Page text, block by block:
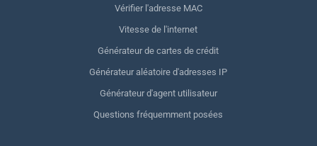
Vérifier l'adresse MAC
Vitesse de l'internet
Générateur de cartes de crédit
Générateur aléatoire d'adresses IP
Générateur d'agent utilisateur
Questions fréquemment posées